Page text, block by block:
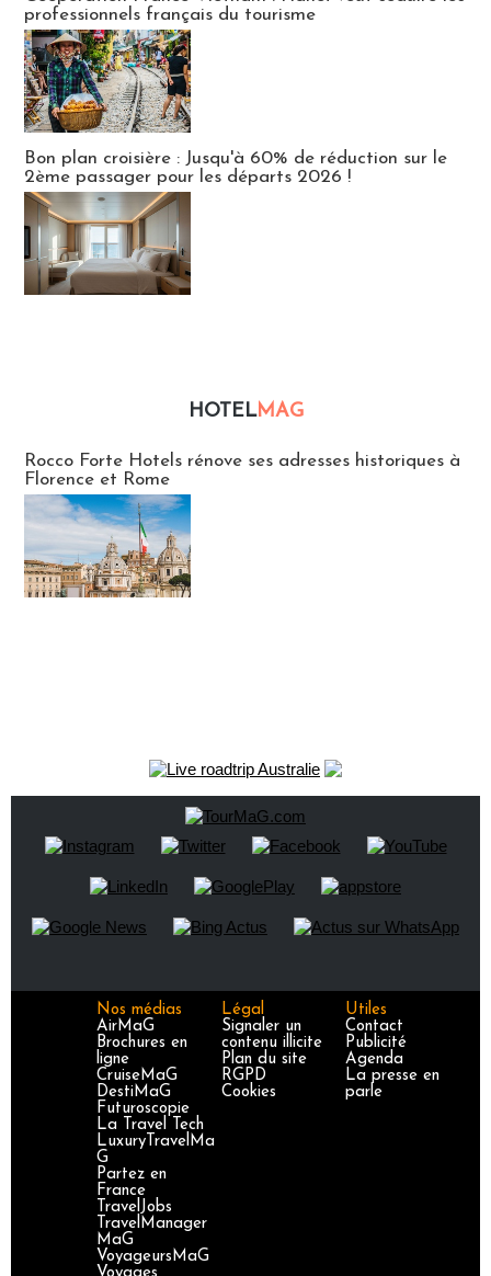
professionnels français du tourisme
Bon plan croisière : Jusqu'à 60% de réduction sur le
2ème passager pour les départs 2026 !
HOTELMAG
Rocco Forte Hotels rénove ses adresses historiques à
Florence et Rome
Nos médias
AirMaG
Brochures en
ligne
CruiseMaG
DestiMaG
Futuroscopie
La Travel Tech
LuxuryTravelMa
G
Partez en
France
TravelJobs
TravelManager
MaG
VoyageursMaG
Légal
Signaler un
contenu illicite
Plan du site
RGPD
Cookies
Utiles
Contact
Publicité
Agenda
La presse en
parle